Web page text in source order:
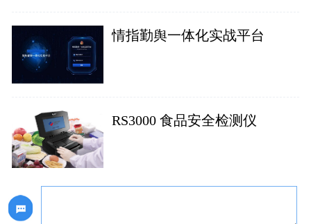
情指勤舆一体化实战平台
RS3000 食品安全检测仪